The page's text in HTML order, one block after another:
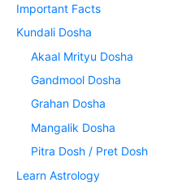
Important Facts
Kundali Dosha
Akaal Mrityu Dosha
Gandmool Dosha
Grahan Dosha
Mangalik Dosha
Pitra Dosh / Pret Dosh
Learn Astrology